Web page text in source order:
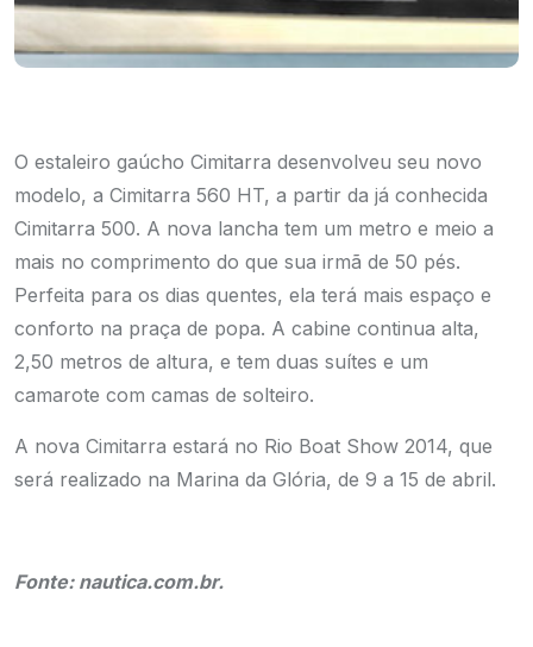
O estaleiro gaúcho Cimitarra desenvolveu seu novo
modelo, a Cimitarra 560 HT, a partir da já conhecida
Cimitarra 500. A nova lancha tem um metro e meio a
mais no comprimento do que sua irmã de 50 pés.
Perfeita para os dias quentes, ela terá mais espaço e
conforto na praça de popa. A cabine continua alta,
2,50 metros de altura, e tem duas suítes e um
camarote com camas de solteiro.
A nova Cimitarra estará no Rio Boat Show 2014, que
será realizado na Marina da Glória, de 9 a 15 de abril.
Fonte: nautica.com.br.